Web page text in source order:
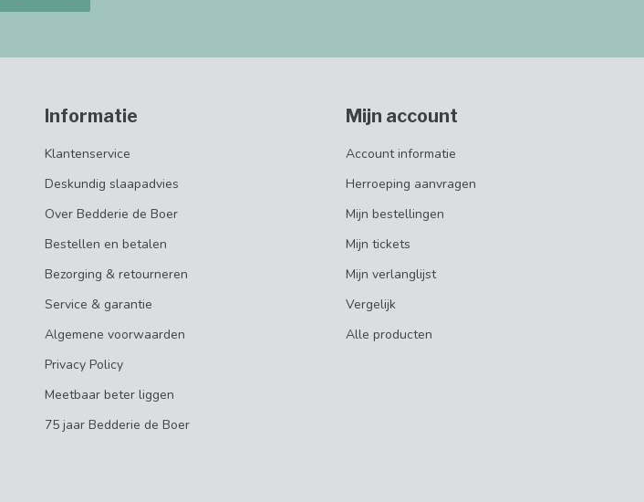
Informatie
Klantenservice
Deskundig slaapadvies
Over Bedderie de Boer
Bestellen en betalen
Bezorging & retourneren
Service & garantie
Algemene voorwaarden
Privacy Policy
Meetbaar beter liggen
75 jaar Bedderie de Boer
Mijn account
Account informatie
Herroeping aanvragen
Mijn bestellingen
Mijn tickets
Mijn verlanglijst
Vergelijk
Alle producten